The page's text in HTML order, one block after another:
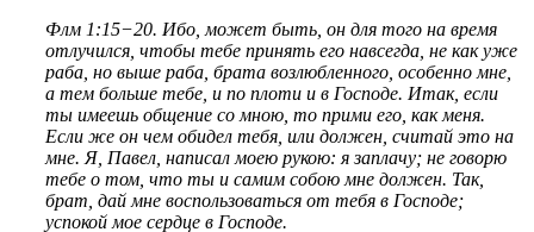
Флм 1:15−20. Ибо, может быть, он для того на время
отлучился, чтобы тебе принять его навсегда, не как уже
раба, но выше раба, брата возлюбленного, особенно мне,
а тем больше тебе, и по плоти и в Господе. Итак, если
ты имеешь общение со мною, то прими его, как меня.
Если же он чем обидел тебя, или должен, считай это на
мне. Я, Павел, написал моею рукою: я заплачy; не говорю
тебе о том, что ты и самим собою мне должен. Так,
брат, дай мне воспользоваться от тебя в Господе;
успокой мое сердце в Господе.